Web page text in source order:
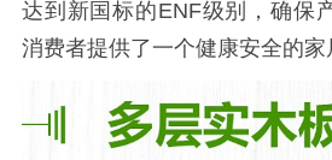
达到新国标的ENF级别，确保
消费者提供了一个健康安全的家